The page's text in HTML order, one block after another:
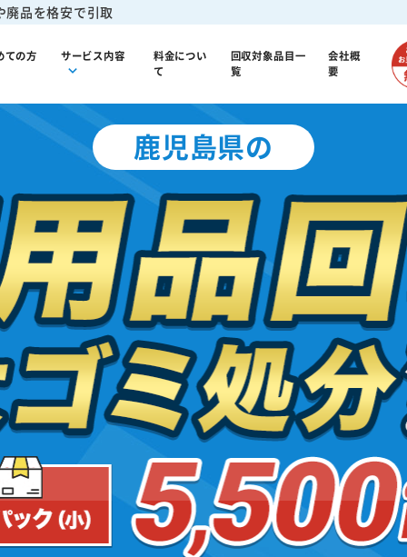
廃品を格安で引取
ての方 サービス内容
料金につい
て
回収対象品目一
覧
会社概
要
鹿児島県の